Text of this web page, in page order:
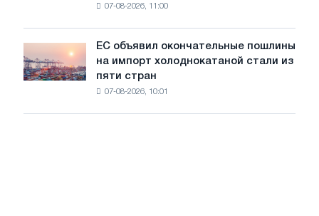
трамвайных
путей
Москвы
Ярославля
07-08-2026, 11:00
объявил
окончательные
ЕС объявил окончательные пошлины
на импорт холоднокатаной стали из
пяти стран
07-08-2026, 10:01